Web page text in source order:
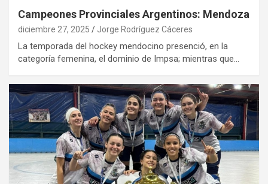
Campeones Provinciales Argentinos: Mendoza
diciembre 27, 2025 Jorge Rodríguez Cáceres
La temporada del hockey mendocino presenció, en la
categoría femenina, el dominio de Impsa; mientras que…